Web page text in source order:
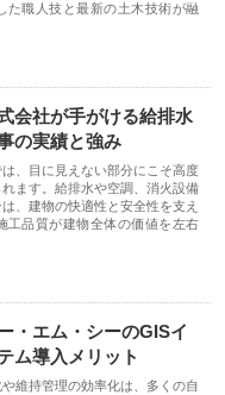
た職人技と最新の土木技術が融
会社が手がける給排水
の実績と強み
、目に見えない部分にこそ高度
ます。給排水や空調、消火設備
、建物の快適性と安全性を支え
工品質が建物全体の価値を左右
・エム・シーのGISイ
ム導入メリット
維持管理の効率化は、多くの自